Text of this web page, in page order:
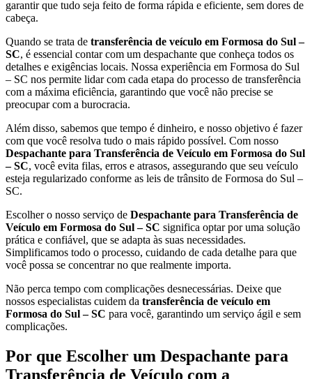
garantir que tudo seja feito de forma rápida e eficiente, sem dores de
cabeça.
Quando se trata de transferência de veículo em Formosa do Sul –
SC, é essencial contar com um despachante que conheça todos os
detalhes e exigências locais. Nossa experiência em Formosa do Sul
– SC nos permite lidar com cada etapa do processo de transferência
com a máxima eficiência, garantindo que você não precise se
preocupar com a burocracia.
Além disso, sabemos que tempo é dinheiro, e nosso objetivo é fazer
com que você resolva tudo o mais rápido possível. Com nosso
Despachante para Transferência de Veículo em Formosa do Sul
– SC, você evita filas, erros e atrasos, assegurando que seu veículo
esteja regularizado conforme as leis de trânsito de Formosa do Sul –
SC.
Escolher o nosso serviço de Despachante para Transferência de
Veículo em Formosa do Sul – SC significa optar por uma solução
prática e confiável, que se adapta às suas necessidades.
Simplificamos todo o processo, cuidando de cada detalhe para que
você possa se concentrar no que realmente importa.
Não perca tempo com complicações desnecessárias. Deixe que
nossos especialistas cuidem da transferência de veículo em
Formosa do Sul – SC para você, garantindo um serviço ágil e sem
complicações.
Por que Escolher um Despachante para
Transferência de Veículo com a